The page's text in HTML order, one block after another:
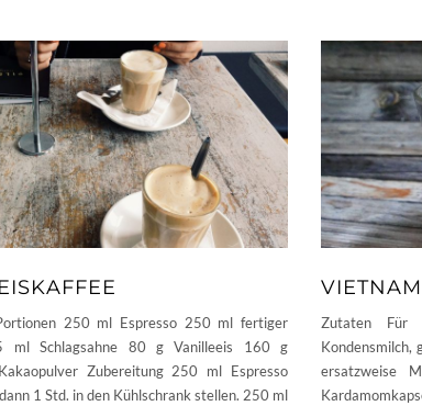
250 ml Espresso 250 ml fertiger
ml Schlagsahne 80 g Vanilleeis 160 g
Zubereitung 250 ml Espresso
1 Std. in den Kühlschrank stellen. 250 ml
Zutaten
Kondensmilch,
ersatzweise